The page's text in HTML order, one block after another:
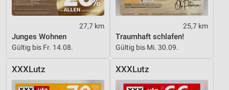
27,7 km
Junges Wohnen
Gültig bis Fr. 14.08.
25,7 km
Traumhaft schlafen!
Gültig bis Mi. 30.09.
XXXLutz XXXLutz